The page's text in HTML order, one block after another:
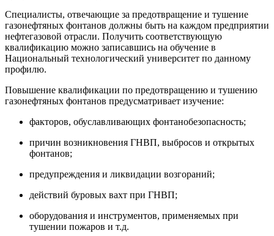
Специалисты, отвечающие за предотвращение и тушение
газонефтяных фонтанов должны быть на каждом предприятии
нефтегазовой отрасли. Получить соответствующую
квалификацию можно записавшись на обучение в
Национальный технологический университет по данному
профилю.
Повышение квалификации по предотвращению и тушению
газонефтяных фонтанов предусматривает изучение:
факторов, обуславливающих фонтанобезопасность;
причин возникновения ГНВП, выбросов и открытых
фонтанов;
предупреждения и ликвидации возгораний;
действий буровых вахт при ГНВП;
оборудования и инструментов, применяемых при
тушении пожаров и т.д.